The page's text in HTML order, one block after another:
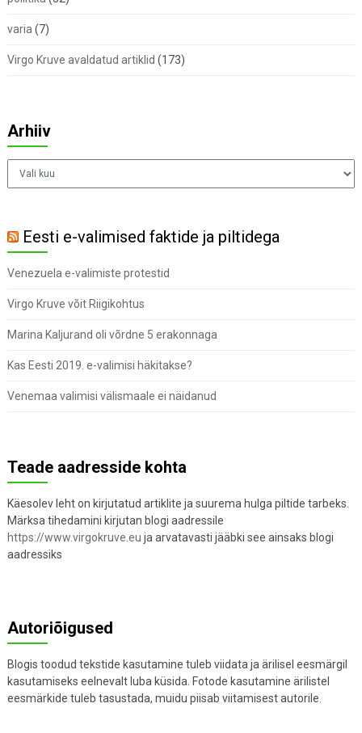
varia (7)
Virgo Kruve avaldatud artiklid (173)
Arhiiv
Arhiiv
Eesti e-valimised faktide ja piltidega
Venezuela e-valimiste protestid
Virgo Kruve võit Riigikohtus
Marina Kaljurand oli võrdne 5 erakonnaga
Kas Eesti 2019. e-valimisi häkitakse?
Venemaa valimisi välismaale ei näidanud
Teade aadresside kohta
Käesolev leht on kirjutatud artiklite ja suurema hulga piltide tarbeks.
Märksa tihedamini kirjutan blogi aadressile
https://www.virgokruve.eu ja arvatavasti jääbki see ainsaks blogi
aadressiks
Autoriõigused
Blogis toodud tekstide kasutamine tuleb viidata ja ärilisel eesmärgil
kasutamiseks eelnevalt luba küsida. Fotode kasutamine ärilistel
eesmärkide tuleb tasustada, muidu piisab viitamisest autorile.